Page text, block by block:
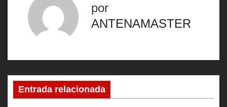
c
i
por
ANTENAMASTER
Entrada relacionada